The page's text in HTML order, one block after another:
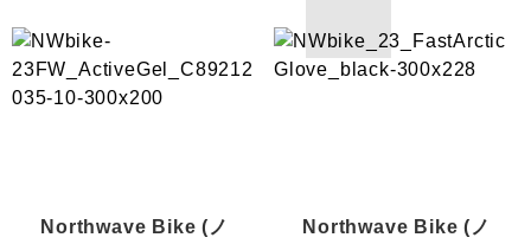
through
¥6,050
Northwave Bike (ノ
Northwave Bike (ノ